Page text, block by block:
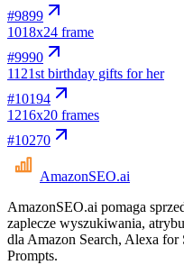
#9899
1018x24 frame
#9990
1121st birthday gifts for her
#10194
1216x20 frames
#10270
AmazonSEO.ai
AmazonSEO.ai pomaga
zaplecze wyszukiwania,
dla Amazon Search, Alexa
Prompts.